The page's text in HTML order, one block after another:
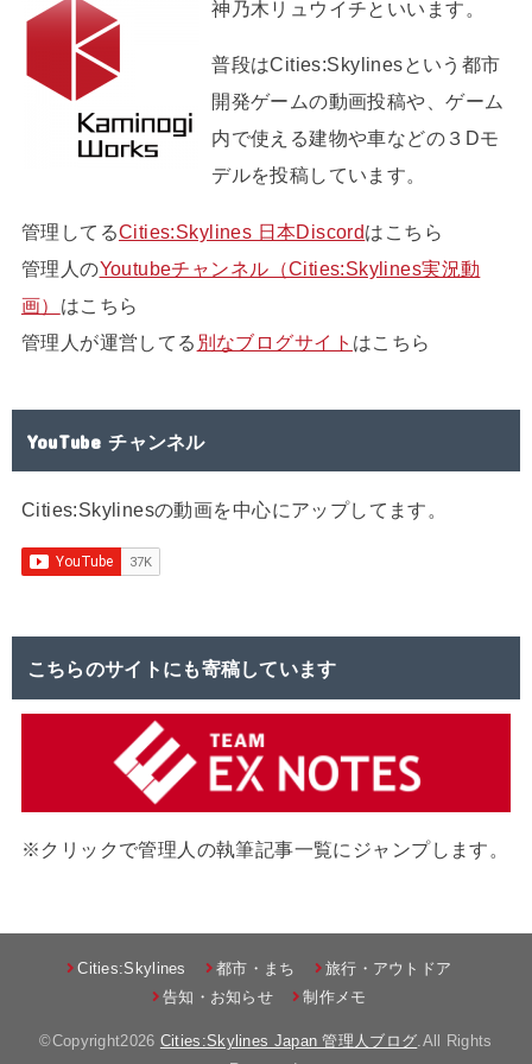
神乃木リュウイチといいます。
普段はCities:Skylinesという都市
開発ゲームの動画投稿や、ゲーム
内で使える建物や車などの３Dモ
デルを投稿しています。
管理してるCities:Skylines 日本Discordはこちら
管理人のYoutubeチャンネル（Cities:Skylines実況動
画） はこちら
管理人が運営してる 別なブログサイト はこちら
YouTube チャンネル
Cities:Skylinesの動画を中心にアップしてます。
こちらのサイトにも寄稿しています
※クリックで管理人の執筆記事一覧にジャンプします。
Cities:Skylines 都市・まち
旅行・アウトドア
告知・お知らせ
制作メモ
©Copyright2026 Cities:Skylines Japan 管理人ブログ .All Rights